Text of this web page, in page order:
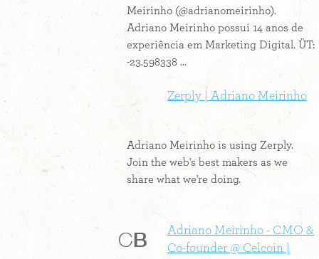
Meirinho (@adrianomeirinho).
Adriano Meirinho possui 14 anos de
experiência em Marketing Digital. ÜT:
-23.598338 ...
Zerply | Adriano Meirinho
Adriano Meirinho is using Zerply.
Join the web's best makers as we
share what we're doing.
Adriano Meirinho - CMO &
Co-founder @ Celcoin |